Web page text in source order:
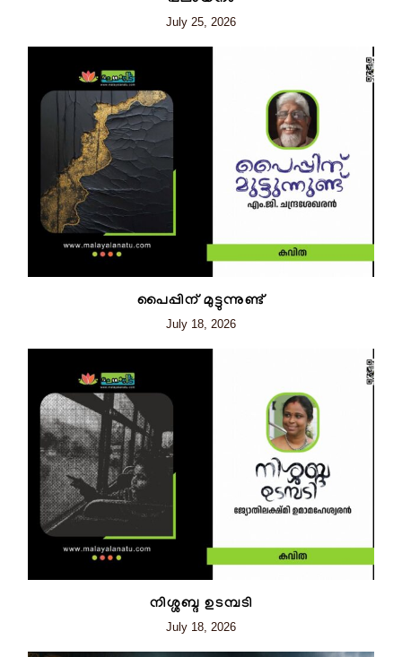
July 25, 2026
പൈപ്പിന് മുട്ടുന്നുണ്ട്
July 18, 2026
നിശ്ശബ്ദ ഉടമ്പടി
July 18, 2026